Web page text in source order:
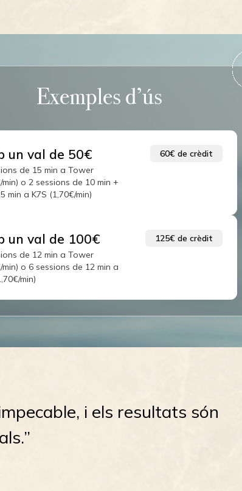
Exemples d’ús
un val de 50€
de 15 min a Tower
min) o 2 sessions de 10 min +
min a K7S (1,70€/min)
60€ de crèdit
un val de 100€
de 12 min a Tower
min) o 6 sessions de 12 min a
min)
125€ de crèdit
i els resultats són